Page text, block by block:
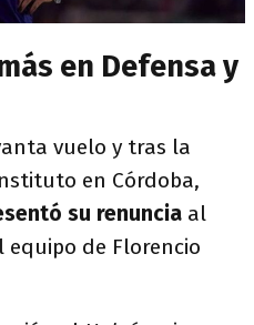
en Defensa y
vuelo y tras la
en Córdoba,
su renuncia al
de Florencio